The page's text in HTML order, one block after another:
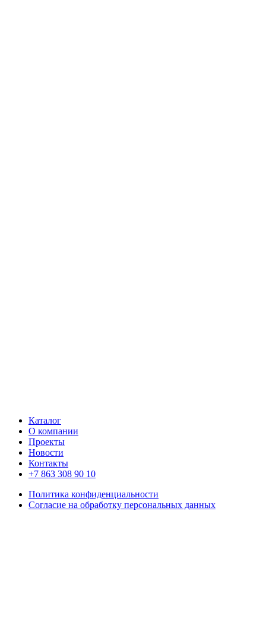
Каталог
О компании
Проекты
Новости
Контакты
+7 863 308 90 10
Политика конфиденциальности
Согласие на обработку персональных данных